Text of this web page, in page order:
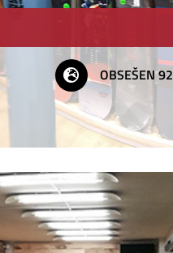
OBSEŠEN 92